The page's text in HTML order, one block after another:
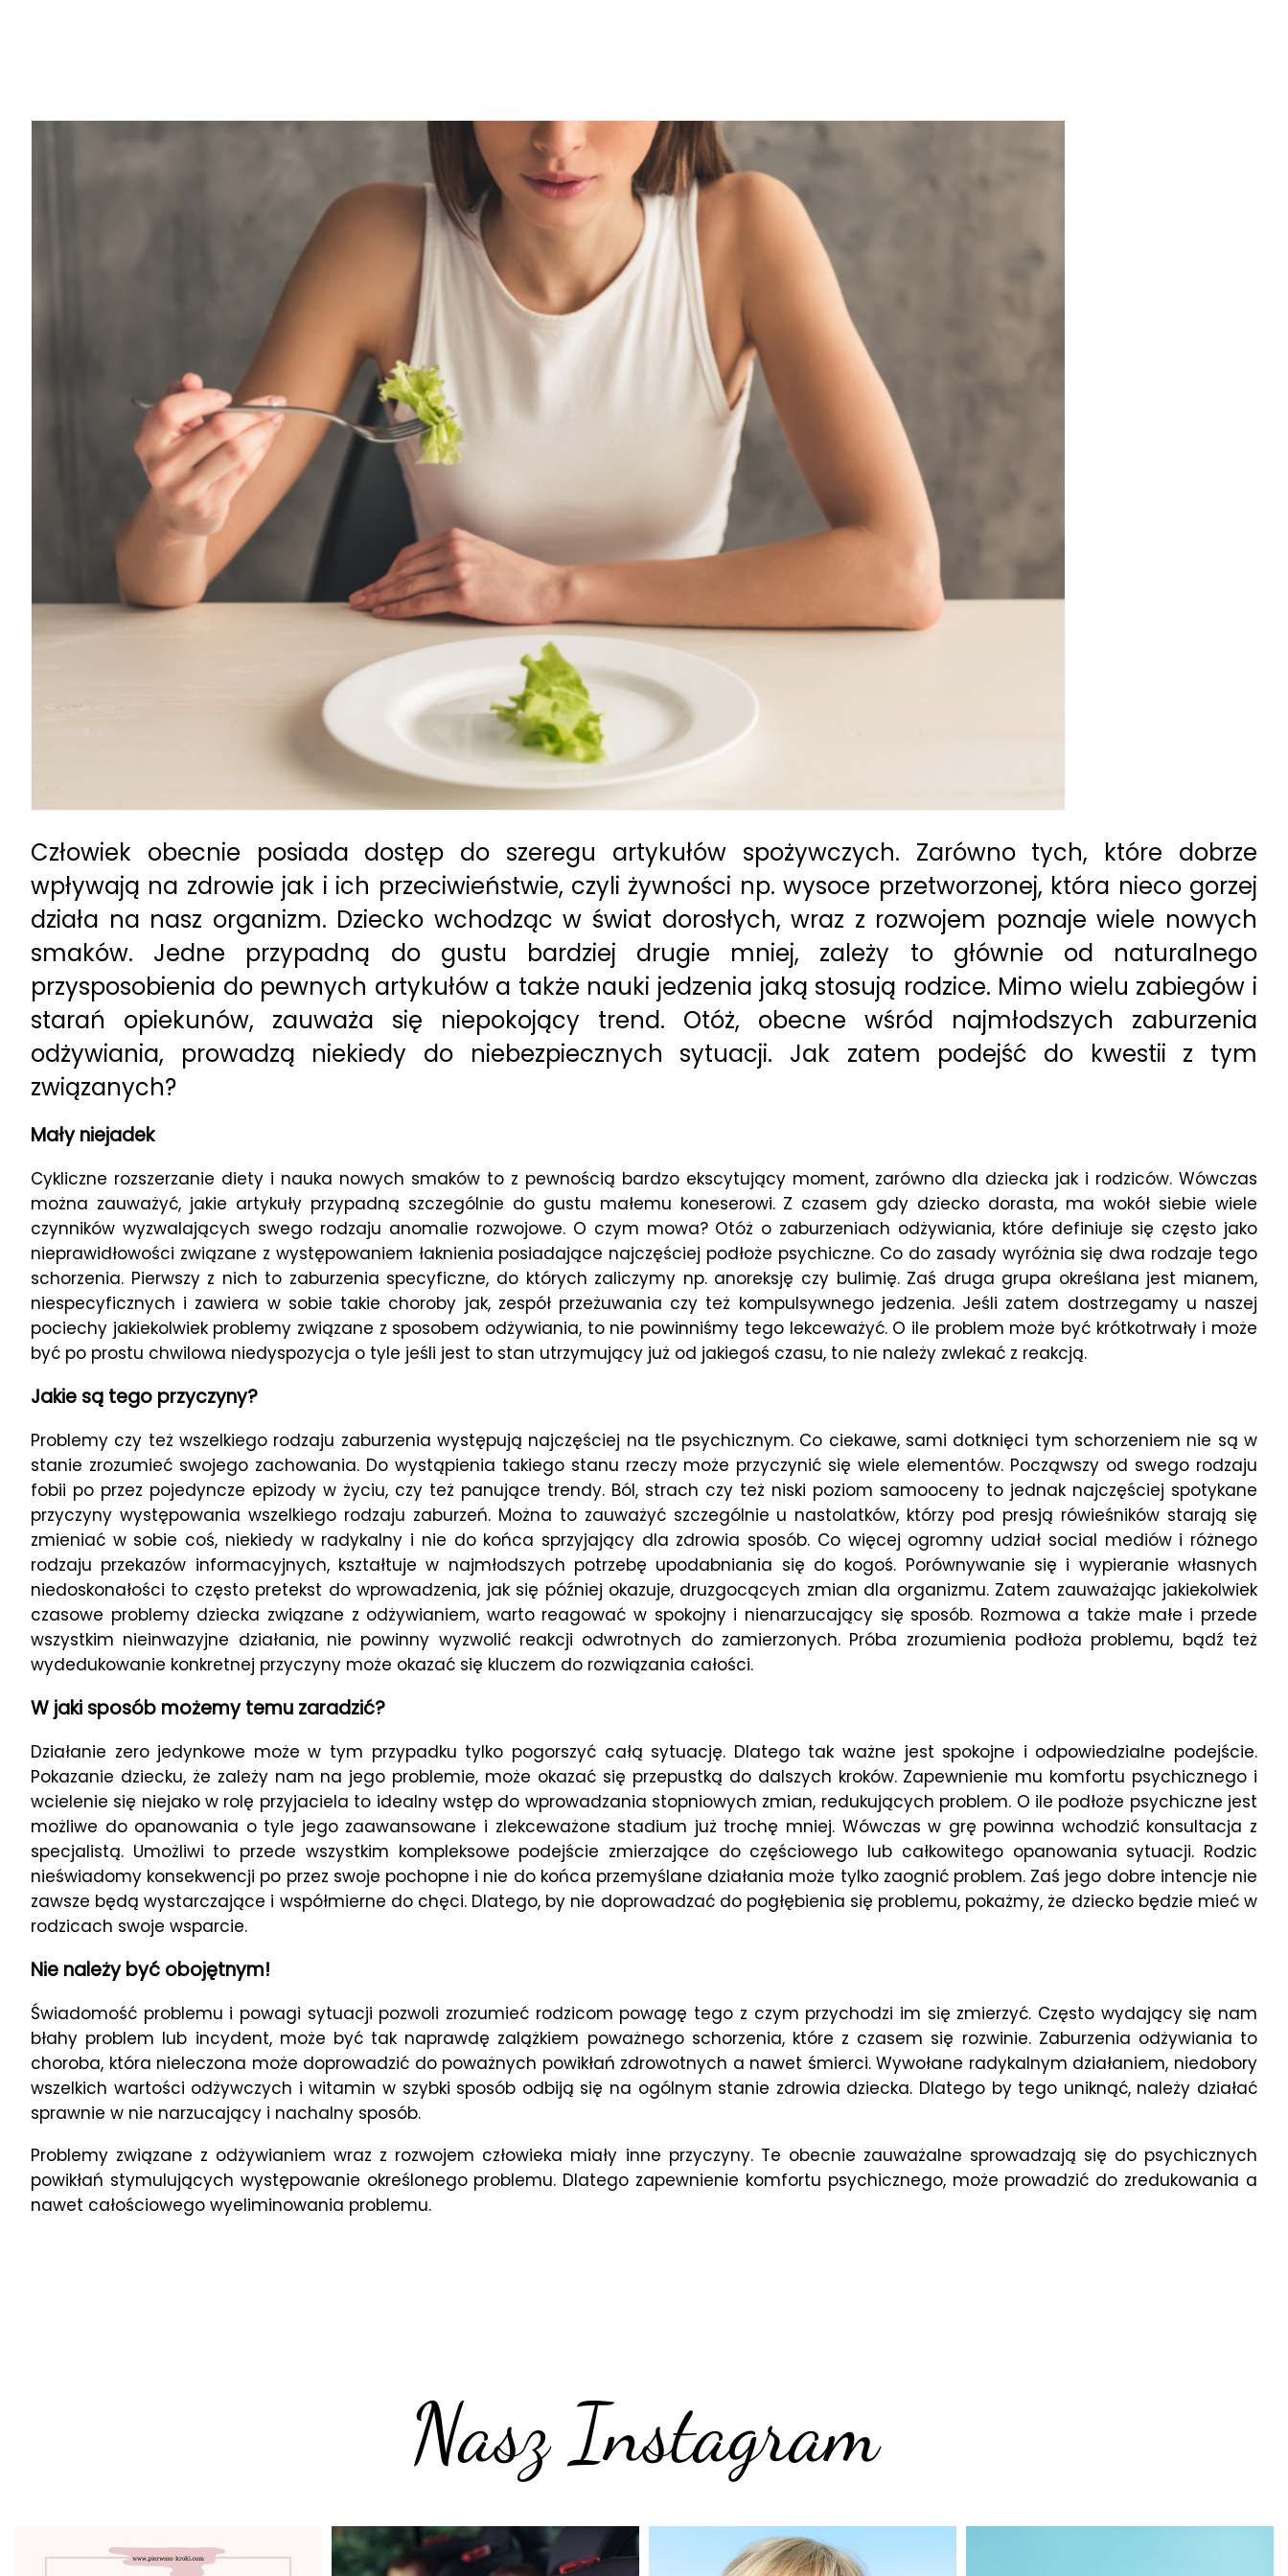
Człowiek obecnie posiada dostęp do szeregu artykułów spożywczych. Zarówno tych, które dobrze
wpływają na zdrowie jak i ich przeciwieństwie, czyli żywności np. wysoce przetworzonej, która nieco gorzej
działa na nasz organizm. Dziecko wchodząc w świat dorosłych, wraz z rozwojem poznaje wiele nowych
smaków. Jedne przypadną do gustu bardziej drugie mniej, zależy to głównie od naturalnego
przysposobienia do pewnych artykułów a także nauki jedzenia jaką stosują rodzice. Mimo wielu zabiegów i
starań opiekunów, zauważa się niepokojący trend. Otóż, obecne wśród najmłodszych zaburzenia
odżywiania, prowadzą niekiedy do niebezpiecznych sytuacji. Jak zatem podejść do kwestii z tym
związanych?
Mały niejadek
Cykliczne rozszerzanie diety i nauka nowych smaków to z pewnością bardzo ekscytujący moment, zarówno dla dziecka jak i rodziców. Wówczas
można zauważyć, jakie artykuły przypadną szczególnie do gustu małemu koneserowi. Z czasem gdy dziecko dorasta, ma wokół siebie wiele
czynników wyzwalających swego rodzaju anomalie rozwojowe. O czym mowa? Otóż o zaburzeniach odżywiania, które definiuje się często jako
nieprawidłowości związane z występowaniem łaknienia posiadające najczęściej podłoże psychiczne. Co do zasady wyróżnia się dwa rodzaje tego
schorzenia. Pierwszy z nich to zaburzenia specyficzne, do których zaliczymy np. anoreksję czy bulimię. Zaś druga grupa określana jest mianem,
niespecyficznych i zawiera w sobie takie choroby jak, zespół przeżuwania czy też kompulsywnego jedzenia. Jeśli zatem dostrzegamy u naszej
pociechy jakiekolwiek problemy związane z sposobem odżywiania, to nie powinniśmy tego lekceważyć. O ile problem może być krótkotrwały i może
być po prostu chwilowa niedyspozycja o tyle jeśli jest to stan utrzymujący już od jakiegoś czasu, to nie należy zwlekać z reakcją.
Jakie są tego przyczyny?
Problemy czy też wszelkiego rodzaju zaburzenia występują najczęściej na tle psychicznym. Co ciekawe, sami dotknięci tym schorzeniem nie są w
stanie zrozumieć swojego zachowania. Do wystąpienia takiego stanu rzeczy może przyczynić się wiele elementów. Począwszy od swego rodzaju
fobii po przez pojedyncze epizody w życiu, czy też panujące trendy. Ból, strach czy też niski poziom samooceny to jednak najczęściej spotykane
przyczyny występowania wszelkiego rodzaju zaburzeń. Można to zauważyć szczególnie u nastolatków, którzy pod presją rówieśników starają się
zmieniać w sobie coś, niekiedy w radykalny i nie do końca sprzyjający dla zdrowia sposób. Co więcej ogromny udział social mediów i różnego
rodzaju przekazów informacyjnych, kształtuje w najmłodszych potrzebę upodabniania się do kogoś. Porównywanie się i wypieranie własnych
niedoskonałości to często pretekst do wprowadzenia, jak się później okazuje, druzgocących zmian dla organizmu. Zatem zauważając jakiekolwiek
czasowe problemy dziecka związane z odżywianiem, warto reagować w spokojny i nienarzucający się sposób. Rozmowa a także małe i przede
wszystkim nieinwazyjne działania, nie powinny wyzwolić reakcji odwrotnych do zamierzonych. Próba zrozumienia podłoża problemu, bądź też
wydedukowanie konkretnej przyczyny może okazać się kluczem do rozwiązania całości.
W jaki sposób możemy temu zaradzić?
Działanie zero jedynkowe może w tym przypadku tylko pogorszyć całą sytuację. Dlatego tak ważne jest spokojne i odpowiedzialne podejście.
Pokazanie dziecku, że zależy nam na jego problemie, może okazać się przepustką do dalszych kroków. Zapewnienie mu komfortu psychicznego i
wcielenie się niejako w rolę przyjaciela to idealny wstęp do wprowadzania stopniowych zmian, redukujących problem. O ile podłoże psychiczne jest
możliwe do opanowania o tyle jego zaawansowane i zlekceważone stadium już trochę mniej. Wówczas w grę powinna wchodzić konsultacja z
specjalistą. Umożliwi to przede wszystkim kompleksowe podejście zmierzające do częściowego lub całkowitego opanowania sytuacji. Rodzic
nieświadomy konsekwencji po przez swoje pochopne i nie do końca przemyślane działania może tylko zaognić problem. Zaś jego dobre intencje nie
zawsze będą wystarczające i współmierne do chęci. Dlatego, by nie doprowadzać do pogłębienia się problemu, pokażmy, że dziecko będzie mieć w
rodzicach swoje wsparcie.
Nie należy być obojętnym!
Świadomość problemu i powagi sytuacji pozwoli zrozumieć rodzicom powagę tego z czym przychodzi im się zmierzyć. Często wydający się nam
błahy problem lub incydent, może być tak naprawdę zalążkiem poważnego schorzenia, które z czasem się rozwinie. Zaburzenia odżywiania to
choroba, która nieleczona może doprowadzić do poważnych powikłań zdrowotnych a nawet śmierci. Wywołane radykalnym działaniem, niedobory
wszelkich wartości odżywczych i witamin w szybki sposób odbiją się na ogólnym stanie zdrowia dziecka. Dlatego by tego uniknąć, należy działać
sprawnie w nie narzucający i nachalny sposób.
Problemy związane z odżywianiem wraz z rozwojem człowieka miały inne przyczyny. Te obecnie zauważalne sprowadzają się do psychicznych
powikłań stymulujących występowanie określonego problemu. Dlatego zapewnienie komfortu psychicznego, może prowadzić do zredukowania a
nawet całościowego wyeliminowania problemu.
Nasz Instagram